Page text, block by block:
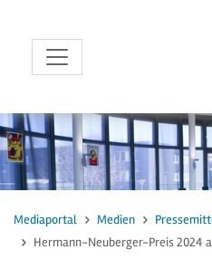
zum Inhalt
Mediaportal Medien
Hermann-Neuberger-Preis 2024